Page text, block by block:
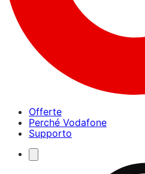
Offerte
Perché Vodafone
Supporto